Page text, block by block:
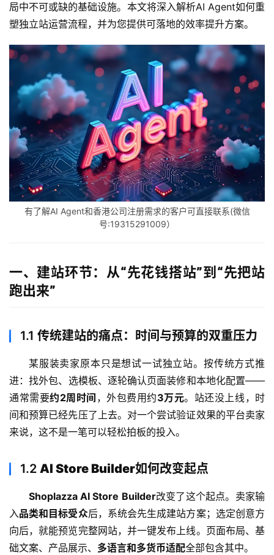
局中不可或缺的基础设施。本文将深入解析AI Agent如何重
塑独立站运营流程，并为您提供可落地的效率提升方案。
有了解AI Agent和香港公司注册需求的客户可直接联系(微信
号:19315291009）
一、建站环节：从“先花钱搭站”到“先把站
跑出来”
1.1 传统建站的痛点：时间与预算的双重压力
某服装卖家原本只是想试一试独立站。按传统方式推
进：找外包、选模板、逐轮确认页面装修和本地化配置——
通常需要约2周时间 ，外包费用约3万元。站还没上线，时
间和预算已经先压了上去。对一个尝试验证效果的平台卖家
来说，这不是一笔可以轻松拍板的投入。
1.2 AI Store Builder如何改变起点
Shoplazza AI Store Builder改变了这个起点。卖家输
入品类和目标受众后，系统会先生成建站方案；选定创意方
向后，就能预览完整网站，并一键发布上线。页面布局、基
础文案、产品展示、 多语言和多货币适配全部包含其中。